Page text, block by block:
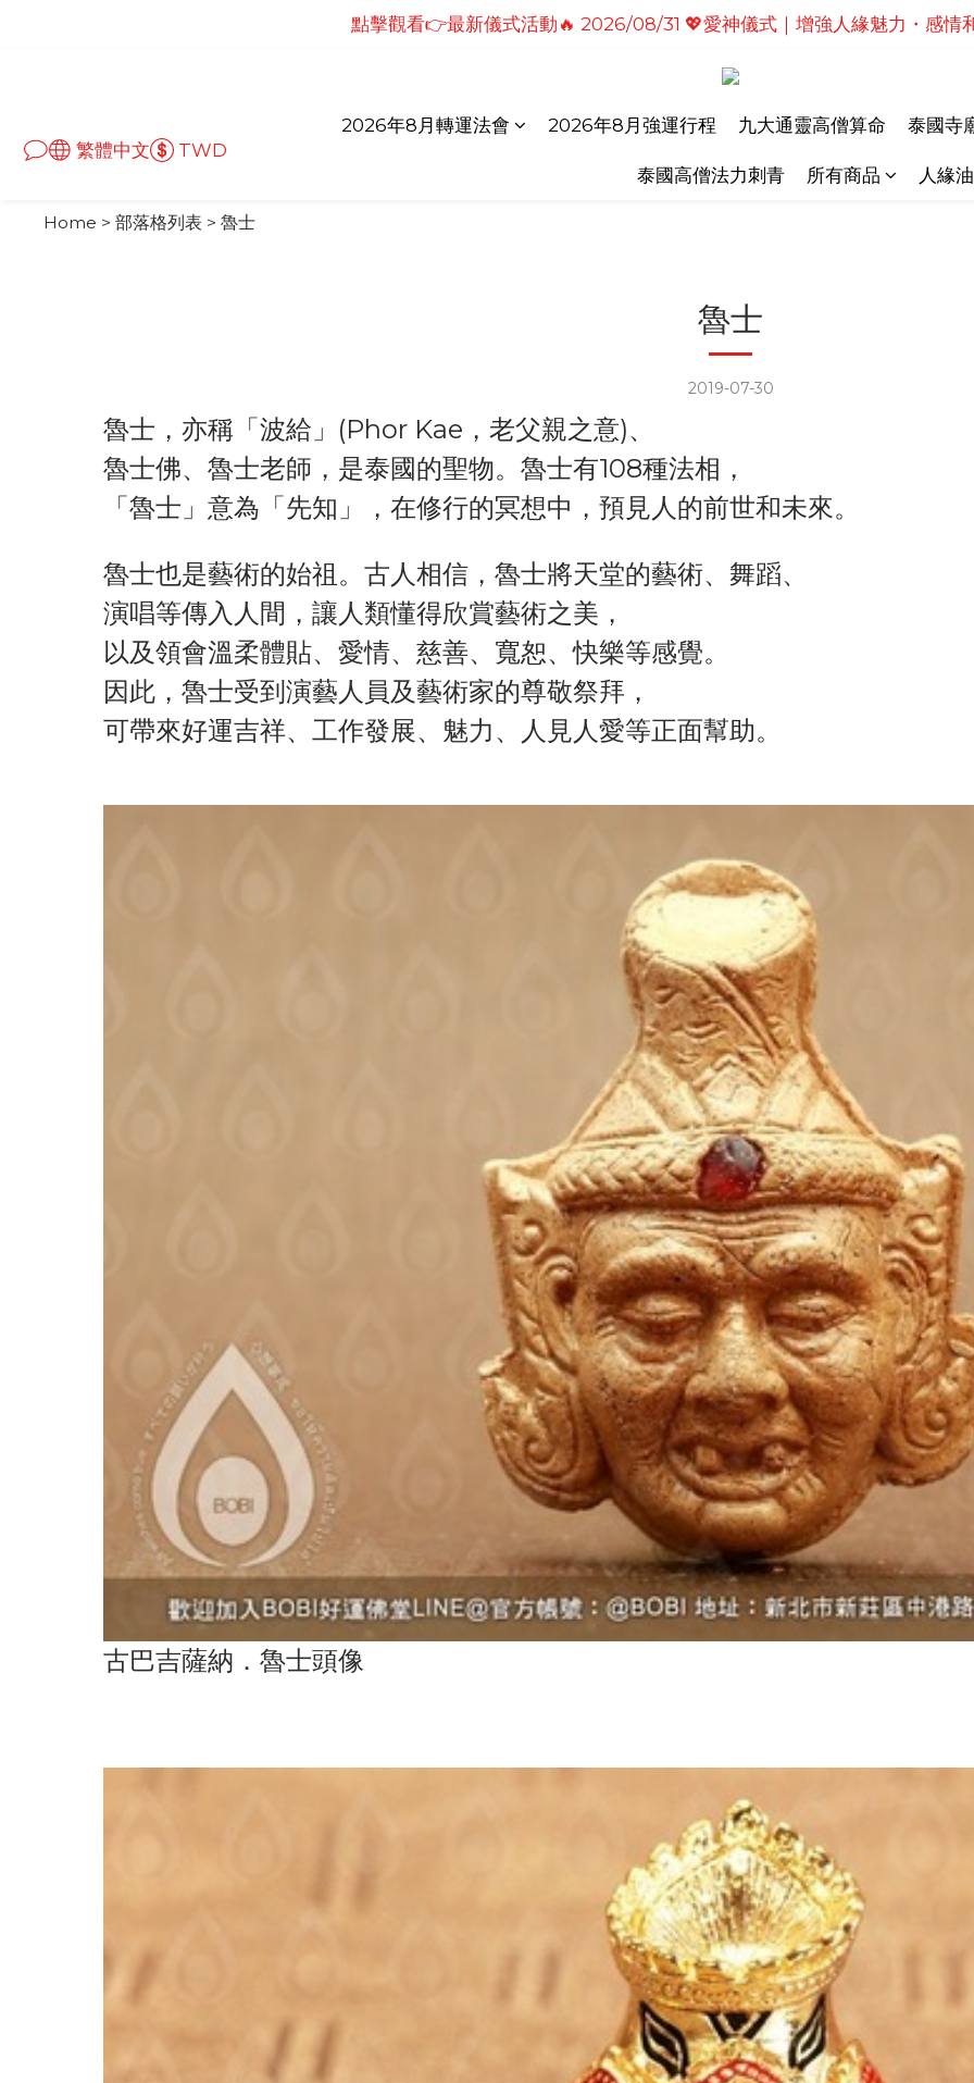
點擊觀看👉最新儀式活動🔥2026/08/19 💗2026七夕情定善緣桃花燈｜泰國
點擊觀看👉最新儀式活動🔥2026/08/19 💗2026七夕情定善緣桃花燈｜泰國
點擊觀看👉最新儀式活動 🔥 2026/08/19  🔱 拉胡天神儀式｜轉運擋小人・解
點擊觀看👉最新儀式活動🔥 2026/08/31 💖愛神儀式｜增強人緣魅力・感情
點擊觀看👉最新儀式活動🔥2026/08/19 💗2026七夕情定善緣桃花燈｜泰國
繁體中文 TWD
2026年8月轉運法會 2026年8月強運行程 九大通靈高僧算命 泰國寺
泰國高僧法力刺青 所有商品 人緣油
Home > 部落格列表 > 魯士
魯士
2019-07-30
魯士，亦稱「波給」(Phor Kae，老父親之意)、
魯士佛、魯士老師，是泰國的聖物。魯士有108種法相，
「魯士」意為「先知」，在修行的冥想中，預見人的前世和未來。
魯士也是藝術的始祖。古人相信，魯士將天堂的藝術、舞蹈、
演唱等傳入人間，讓人類懂得欣賞藝術之美，
以及領會溫柔體貼、愛情、慈善、寬恕、快樂等感覺。
因此，魯士受到演藝人員及藝術家的尊敬祭拜，
可帶來好運吉祥、工作發展、魅力、人見人愛等正面幫助。
古巴吉薩納．魯士頭像